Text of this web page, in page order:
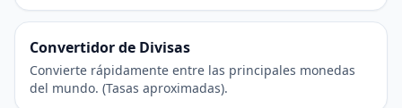
Convertidor de Divisas
Convierte rápidamente entre las principales monedas
del mundo. (Tasas aproximadas).